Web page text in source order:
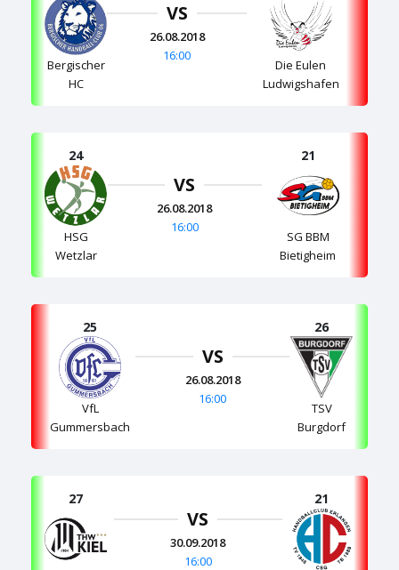
Bergischer
HC
VS
26.08.2018
16:00
Die Eulen
Ludwigshafen
24
HSG
Wetzlar
VS
26.08.2018
16:00
21
SG BBM
Bietigheim
25
VfL
Gummersbach
VS
26.08.2018
16:00
26
TSV
Burgdorf
27
VS
30.09.2018
16:00
21